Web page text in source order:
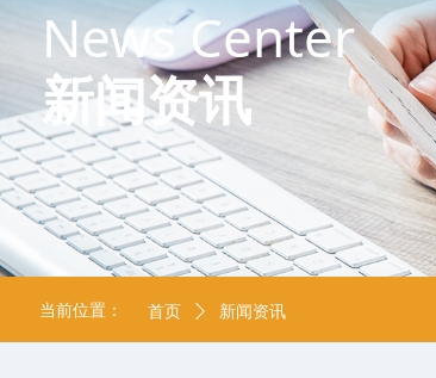
当前位置： 首页 ꄲ 新闻资讯
News Center
新闻资讯